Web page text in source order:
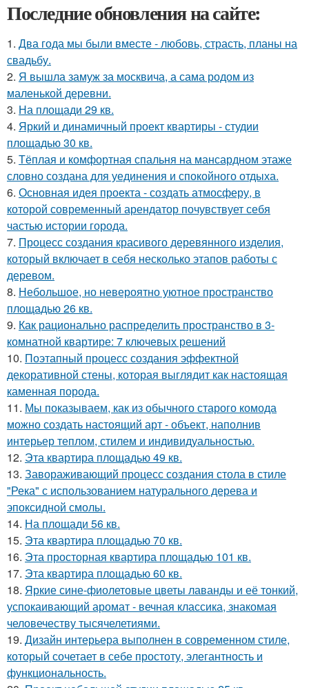
Последние обновления на сайте:
1. Два года мы были вместе - любовь, страсть, планы на
свадьбу.
2. Я вышла замуж за москвича, а сама родом из
маленькой деревни.
3. На площади 29 кв.
4. Яркий и динамичный проект квартиры - студии
площадью 30 кв.
5. Тёплая и комфортная спальня на мансардном этаже
словно создана для уединения и спокойного отдыха.
6. Основная идея проекта - создать атмосферу, в
которой современный арендатор почувствует себя
частью истории города.
7. Процесс создания красивого деревянного изделия,
который включает в себя несколько этапов работы с
деревом.
8. Небольшое, но невероятно уютное пространство
площадью 26 кв.
9. Как рационально распределить пространство в 3-
комнатной квартире: 7 ключевых решений
10. Поэтапный процесс создания эффектной
декоративной стены, которая выглядит как настоящая
каменная порода.
11. Мы показываем, как из обычного старого комода
можно создать настоящий арт - объект, наполнив
интерьер теплом, стилем и индивидуальностью.
12. Эта квартира площадью 49 кв.
13. Завораживающий процесс создания стола в стиле
"Река" с использованием натурального дерева и
эпоксидной смолы.
14. На площади 56 кв.
15. Эта квартира площадью 70 кв.
16. Эта просторная квартира площадью 101 кв.
17. Эта квартира площадью 60 кв.
18. Яркие сине-фиолетовые цветы лаванды и её тонкий,
успокаивающий аромат - вечная классика, знакомая
человечеству тысячелетиями.
19. Дизайн интерьера выполнен в современном стиле,
который сочетает в себе простоту, элегантность и
функциональность.